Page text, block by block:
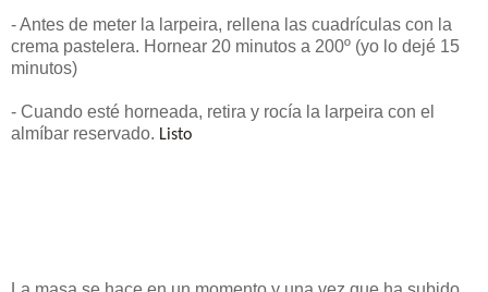
- Antes de meter la larpeira, rellena las cuadrículas con la
crema pastelera. Hornear 20 minutos a 200º (yo lo dejé 15
minutos)
- Cuando esté horneada, retira y rocía la larpeira con el
almíbar reservado. Listo